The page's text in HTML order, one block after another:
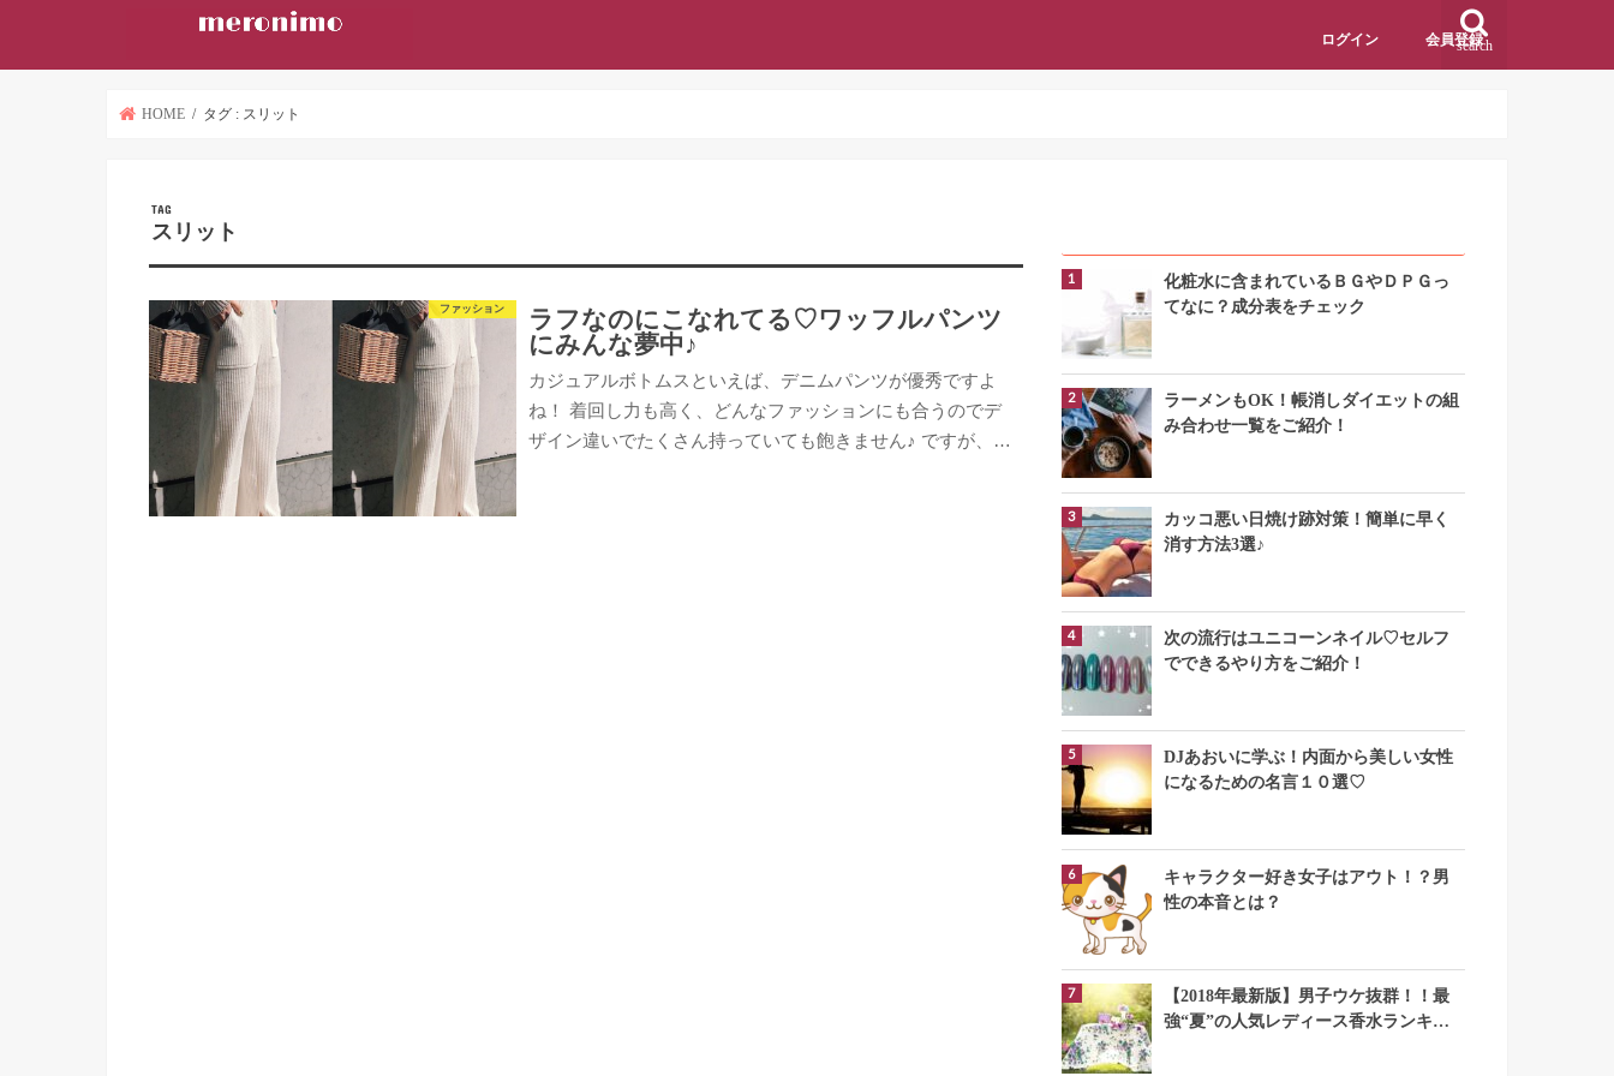
search
ログイン 会員登録
HOME タグ : スリット
TAG
スリット
ファッション
ラフなのにこなれてる♡ワッフルパンツ
にみんな夢中♪
カジュアルボトムスといえば、デニムパンツが優秀ですよ
ね！ 着回し力も高く、どんなファッションにも合うのでデ
ザイン違いでたくさん持っていても飽きません♪ ですが、…
化粧水に含まれているＢＧやＤＰＧっ
てなに？成分表をチェック
ラーメンもOK！帳消しダイエットの組
み合わせ一覧をご紹介！
カッコ悪い日焼け跡対策！簡単に早く
消す方法3選♪
次の流行はユニコーンネイル♡セルフ
でできるやり方をご紹介！
DJあおいに学ぶ！内面から美しい女性
になるための名言１０選♡
キャラクター好き女子はアウト！？男
性の本音とは？
【2018年最新版】男子ウケ抜群！！最
強“夏”の人気レディース香水ランキン